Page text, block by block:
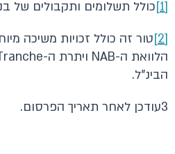
[1]
כולל תשלומים ותקבולים של
[2]
הבינ"ל.
3עודכן לאחר תאריך הפרסום.